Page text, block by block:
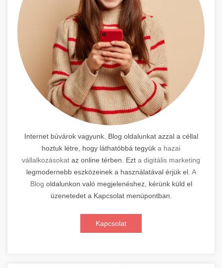
Internet búvárok vagyunk. Blog oldalunkat azzal a céllal
hoztuk létre, hogy láthatóbbá tegyük a hazai
vállalkozásokat az online térben. Ezt a digitális marketing
legmodernebb eszközeinek a használatával érjük el. A
Blog oldalunkon való megjelenéshez, kérünk küld el
üzenetedet a Kapcsolat menüpontban.
Kapcsolat